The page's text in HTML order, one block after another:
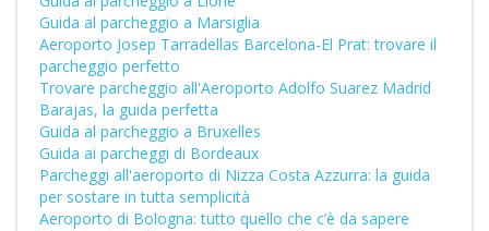
Guida al parcheggio a Marsiglia
Aeroporto Josep Tarradellas Barcelona-El Prat: trovare il
parcheggio perfetto
Trovare parcheggio all'Aeroporto Adolfo Suarez Madrid
Barajas, la guida perfetta
Guida al parcheggio a Bruxelles
Guida ai parcheggi di Bordeaux
Parcheggi all'aeroporto di Nizza Costa Azzurra: la guida
per sostare in tutta semplicità
Aeroporto di Bologna: tutto quello che c’è da sapere